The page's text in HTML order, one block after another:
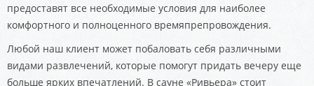
предоставят все необходимые условия для наиболее
комфортного и полноценного времяпрепровождения.
Любой наш клиент может побаловать себя различными
видами развлечений, которые помогут придать вечеру еще
больше ярких впечатлений. В сауне «Ривьера» стоит